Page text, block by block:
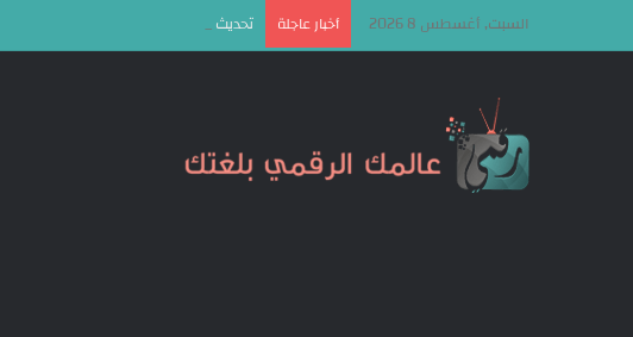
السبت, أغسطس 8 2026 أخبار عاجلة تحديث Android 17 سيكون الأخير لهذه الهواتف من سامسونج